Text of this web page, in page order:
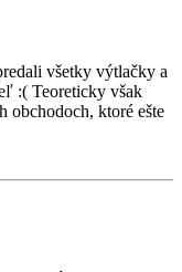
všetky výtlačky a
:( Teoreticky však
obchodoch, ktoré ešte